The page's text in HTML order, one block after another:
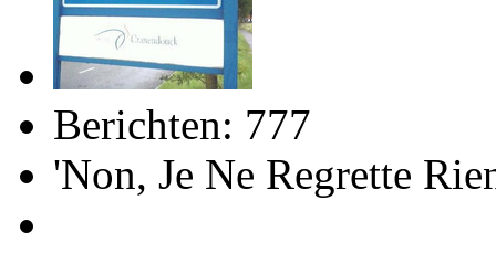
Berichten: 777
'Non, Je Ne Regrette